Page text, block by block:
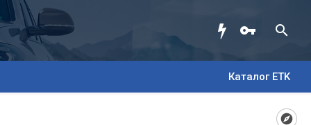
Каталог ETK